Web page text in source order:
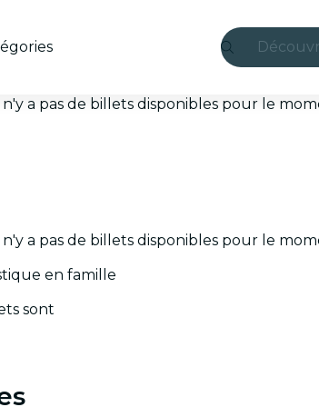
a pas de billets disponibles pour le
a pas de billets disponibles pour le
en famille
sont